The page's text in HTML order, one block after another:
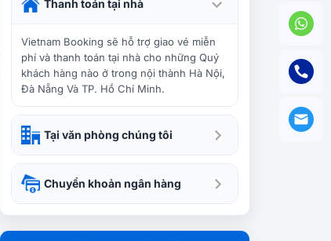
lịch dành cho các bạn trẻ
thường gặp khi đi du lịch
Những lưu ý dành cho phái
nữ khi du lịch Trung Đông
Thanh toán tại nhà
Vietnam Booking sẽ hỗ trợ giao vé miễn
phí và thanh toán tại nhà cho những Quý
khách hàng nào ở trong nội thành Hà Nội,
Đà Nẵng Và TP. Hồ Chí Minh.
Tại văn phòng chúng tôi
Chuyển khoản ngân hàng